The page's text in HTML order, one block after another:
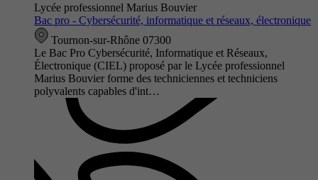
Lycée professionnel Marius Bouvier
Bac pro - Cybersécurité, informatique et réseaux, électronique
Tournon-sur-Rhône 07300
Le Bac Pro Cybersécurité, Informatique et Réseaux,
Électronique (CIEL) proposé par le Lycée professionnel
Marius Bouvier forme des techniciennes et techniciens
polyvalents capables d'int…